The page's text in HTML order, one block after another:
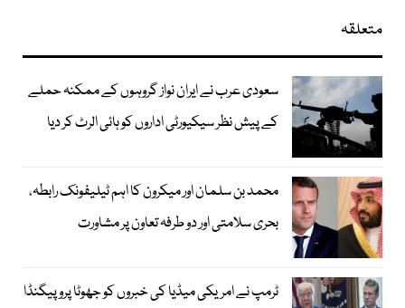
متعلقہ
سعودی عرب نے ایران نواز گروہوں کے ممکنہ حملے
کے پیش نظر سیکیورٹی اداروں کو ہائی الرٹ کر دیا
محمد بن سلمان اور میکرون کا اہم ٹیلیفونک رابطہ،
بحری سلامتی اور دو طرفہ تعاون پر مشاورت
ٹرمپ نے امریکی میڈیا کی خبروں کو جھوٹا پروپیگنڈا